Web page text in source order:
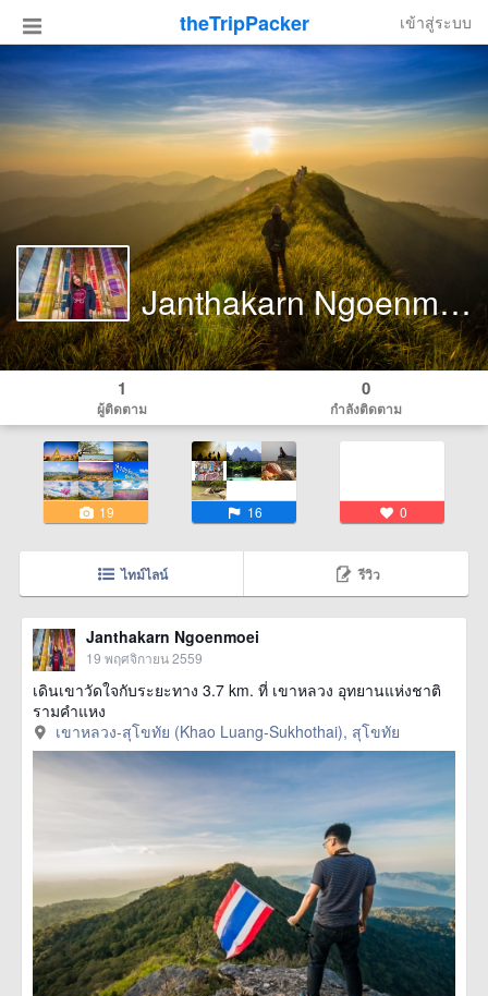
theTripPacker เข้าสู่ระบบ
Janthakarn Ngoenmoei
1
ผู้ติดตาม
0
กำลังติดตาม
19 16 0
ไทม์ไลน์ รีวิว
Janthakarn Ngoenmoei
19 พฤศจิกายน 2559
เดินเขาวัดใจกับระยะทาง 3.7 km. ที่ เขาหลวง อุทยานแห่งชาติ
รามคำแหง
เขาหลวง-สุโขทัย (Khao Luang-Sukhothai), สุโขทัย